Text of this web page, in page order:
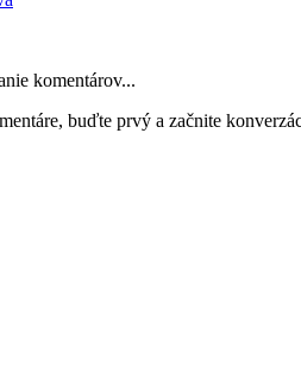
komentárov...
buďte prvý a začnite